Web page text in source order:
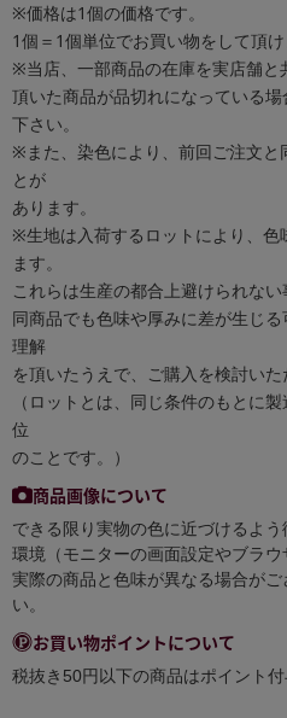
※価格は1個の価格です。
1個＝1個単位でお買い物をして頂け
※当店、一部商品の在庫を実店舗と
頂いた商品が品切れになっている
下さい。
※また、染色により、前回ご注文と
とが
あります。
※生地は入荷するロットにより、色
ます。
これらは生産の都合上避けられない
同商品でも色味や厚みに差が生じ
理解
を頂いたうえで、ご購入を検討いた
（ロットとは、同じ条件のもとに
位
のことです。）
商品画像について
できる限り実物の色に近づけるよ
環境（モニターの画面設定やブラ
実際の商品と色味が異なる場合が
い。
お買い物ポイントについて
税抜き50円以下の商品はポイント付